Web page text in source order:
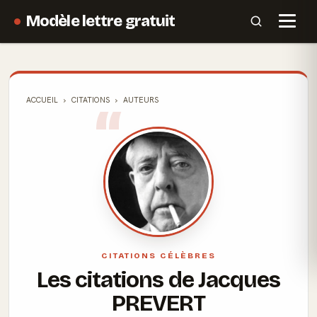
Modèle lettre gratuit
ACCUEIL CITATIONS AUTEURS
CITATIONS CÉLÈBRES
Les citations de Jacques
PREVERT